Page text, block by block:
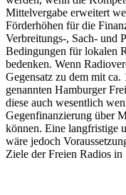
Mittelvergabe erweitert
Förderhöhen für die
Verbreitungs-, Sach- und
Bedingungen für lokalen
bedenken. Wenn
Gegensatz zu dem mit
genannten Hamburger
diese auch wesentlich
Gegenfinanzierung über
können. Eine langfristige
wäre jedoch
Ziele der Freien Radios